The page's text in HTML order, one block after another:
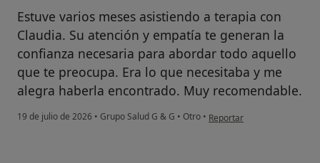
Estuve varios meses asistiendo a terapia con
Claudia. Su atención y empatía te generan la
confianza necesaria para abordar todo aquello
que te preocupa. Era lo que necesitaba y me
alegra haberla encontrado. Muy recomendable.
19 de julio de 2026 • Grupo Salud G & G • Otro • en opinión del usuario
Reportar